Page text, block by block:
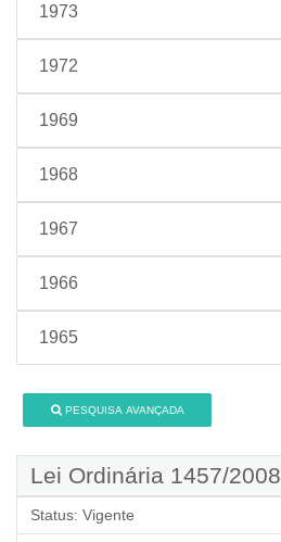
1973
1972
1969
1968
1967
1966
1965
PESQUISA AVANÇADA
Lei Ordinária 1457/2008
Status: Vigente